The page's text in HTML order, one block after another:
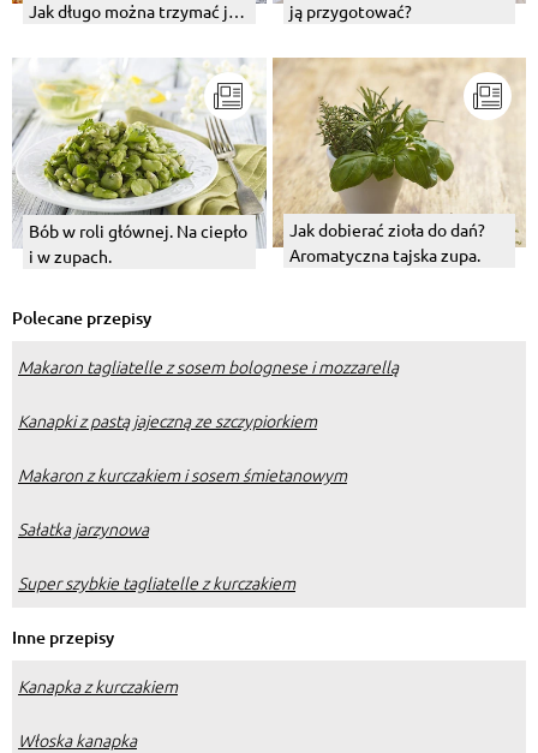
Jak długo można trzymać ją
ją przygotować?
Bób w roli głównej. Na ciepło
i w zupach.
Jak dobierać zioła do dań?
Aromatyczna tajska zupa.
Polecane przepisy
Makaron tagliatelle z sosem bolognese i mozzarellą
Kanapki z pastą jajeczną ze szczypiorkiem
Makaron z kurczakiem i sosem śmietanowym
Sałatka jarzynowa
Super szybkie tagliatelle z kurczakiem
Inne przepisy
Kanapka z kurczakiem
Włoska kanapka